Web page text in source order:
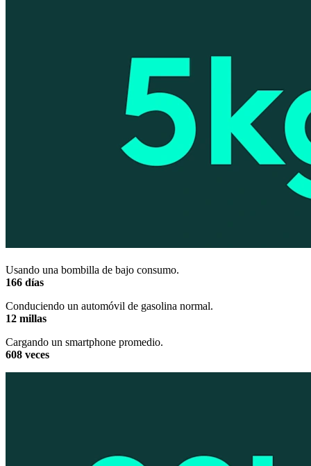
Usando una bombilla de bajo consumo.
166 días
Conduciendo un automóvil de gasolina normal.
12 millas
Cargando un smartphone promedio.
608 veces